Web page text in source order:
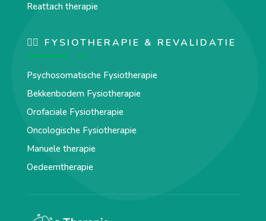
Reattach therapie
🏋️‍♀️ FYSIOTHERAPIE & REVALIDATIE
Psychosomatische Fysiotherapie
Bekkenbodem Fysiotherapie
Orofaciale Fysiotherapie
Oncologische Fysiotherapie
Manuele therapie
Oedeemtherapie